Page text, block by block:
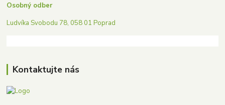
Osobný odber
Ludvíka Svobodu 78, 058 01 Poprad
Kontaktujte nás